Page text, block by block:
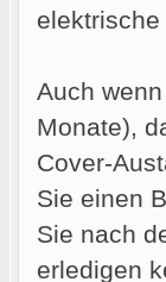
Auch
Monate),
Cover-
Sie einen
Sie nach
erledigen